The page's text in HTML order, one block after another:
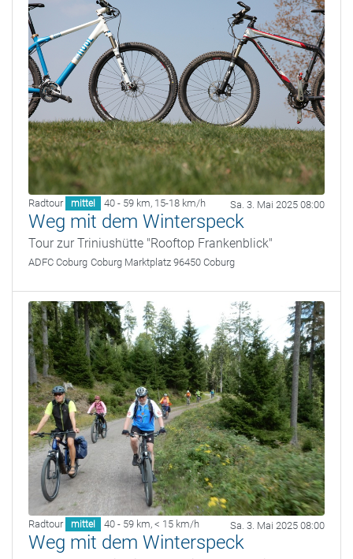
Radtour mittel 40 - 59 km, 15-18 km/h Sa. 3. Mai 2025 08:00
Weg mit dem Winterspeck
Tour zur Triniushütte "Rooftop Frankenblick"
ADFC Coburg Coburg Marktplatz 96450 Coburg
Radtour mittel 40 - 59 km, < 15 km/h Sa. 3. Mai 2025 08:00
Weg mit dem Winterspeck